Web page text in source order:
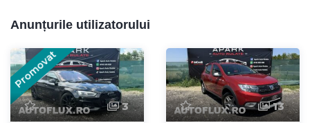
Anunțurile utilizatorului
Promovat
3 13